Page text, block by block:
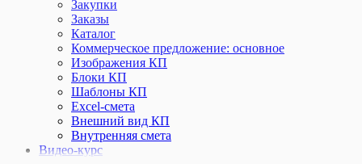
Закупки
Заказы
Каталог
Коммерческое предложение: основное
Изображения КП
Блоки КП
Шаблоны КП
Excel-смета
Внешний вид КП
Внутренняя смета
Видео-курс